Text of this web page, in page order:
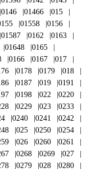
0146 01466
015
01558
0156
01587 0162
0163
01648
0165
0166 0167
017
0178 0179
018
0187 019
0191
0198 022
0220
0229 023
0233
0240 0241
0242
025 0250
0254
026 0260
0261
0268 0269
027
0279 028
0280